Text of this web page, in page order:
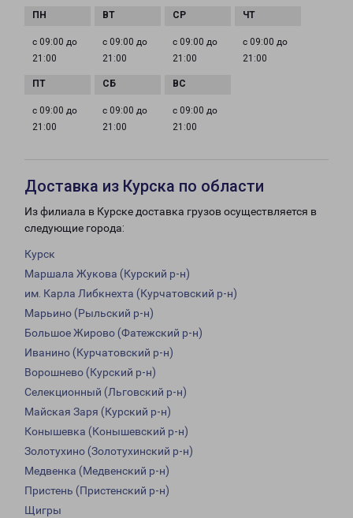
с 09:00 до
21:00
с 09:00 до
21:00
с 09:00 до
21:00
с 09:00 до
21:00
с 09:00 до
21:00
с 09:00 до
21:00
с 09:00 до
21:00
Доставка из Курска по области
Из филиала в Курске доставка грузов осуществляется в
следующие города:
Курск
Маршала Жукова (Курский р-н)
им. Карла Либкнехта (Курчатовский р-н)
Марьино (Рыльский р-н)
Большое Жирово (Фатежский р-н)
Иванино (Курчатовский р-н)
Ворошнево (Курский р-н)
Селекционный (Льговский р-н)
Майская Заря (Курский р-н)
Конышевка (Конышевский р-н)
Золотухино (Золотухинский р-н)
Медвенка (Медвенский р-н)
Пристень (Пристенский р-н)
Щигры